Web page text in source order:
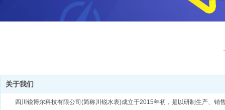
关于我们
四川锐博尔科技有限公司(简称川锐水表)成立于2015年初，是以研制生产、